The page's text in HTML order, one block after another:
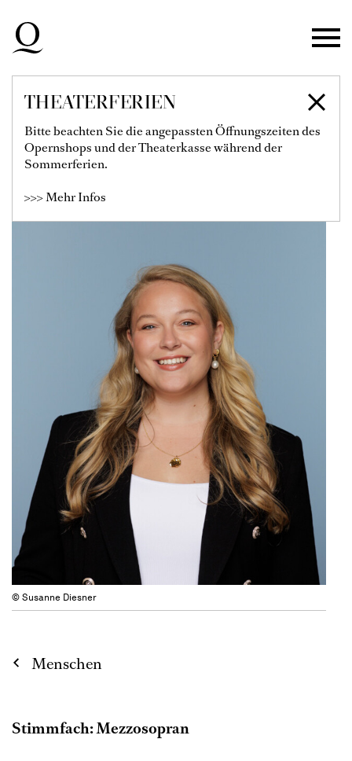
Zur Hauptnavigation springen
Zum Hauptinhalt springen
Zum Footer springen
THEATERFERIEN
Bitte beachten Sie die angepassten Öffnungszeiten des
Opernshops und der Theaterkasse während der
Sommerferien.
>>> Mehr Infos
ANNABEL KENNEDY
Mitglied des Opernstudios
© Susanne Diesner
Menschen
Stimmfach: Mezzosopran